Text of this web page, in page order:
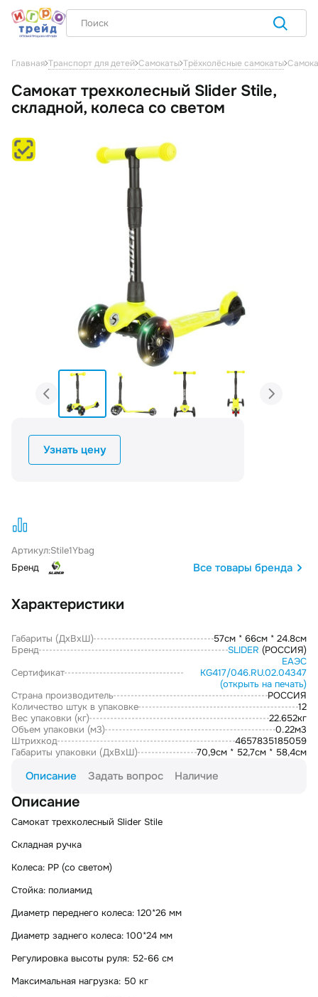
Главная Транспорт для детей Самокаты Трёхколёсные самокаты
Самокат трехколесный Slider Stile,
складной, колеса со светом
Узнать цену
Артикул:Stile1Ybag
Бренд
Все товары бренда
Характеристики
Габариты (ДxВxШ)
57см * 66см * 24.8см
Бренд
SLIDER (РОССИЯ)
Сертификат
ЕАЭС
KG417/046.RU.02.04347
(открыть на печать)
Страна производитель
РОССИЯ
Количество штук в упаковке
12
Вес упаковки (кг)
22.652кг
Объем упаковки (м3)
0.22м3
Штрихкод
4657835185059
Габариты упаковки (ДxВxШ)
70,9см * 52,7см * 58,4см
Описание Задать вопрос Наличие
Описание
Самокат трехколесный Slider Stile
Складная ручка
Колеса: PP (со светом)
Стойка: полиамид
Диаметр переднего колеса: 120*26 мм
Диаметр заднего колеса: 100*24 мм
Регулировка высоты руля: 52-66 см
Максимальная нагрузка: 50 кг